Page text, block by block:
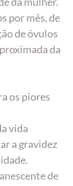
por mês, de
de óvulos
da
os piores
vida
a gravidez
de